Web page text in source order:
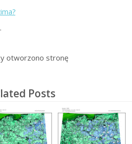
otworzono stronę
Posts